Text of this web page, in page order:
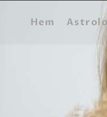
Hem